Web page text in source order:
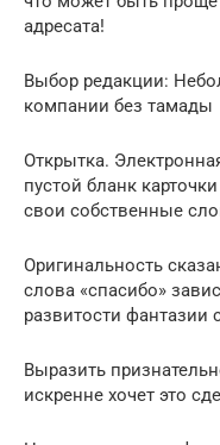
адресата!
Выбор редакции:
компании без тамады
Открытка.
пустой бланк
свои собственные
Оригинальность
слова «спасибо»
развитости фантазии
Выразить
искренне хочет это